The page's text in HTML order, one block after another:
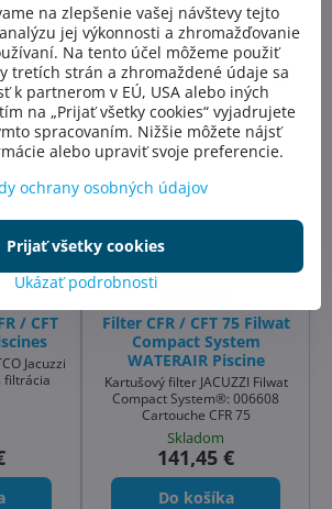
produkty
20%
/ CFT
Jacuzzi
filtrácia
Filter CFR / CFT 75 Filwat
Compact System
WATERAIR Piscine
Kartušový filter JACUZZI Filwat
Compact System®: 006608
Cartouche CFR 75
Skladom
141,45 €
Do košíka
na zlepšenie vašej návštevy tejto
jej výkonnosti a zhromažďovanie
Na tento účel môžeme použiť
tretích strán a zhromaždené údaje sa
k partnerom v EÚ, USA alebo iných
na „Prijať všetky cookies“ vyjadrujete
spracovaním. Nižšie môžete nájsť
alebo upraviť svoje preferencie.
ochrany osobných údajov
Ukázať podrobnosti
Prijať všetky cookies